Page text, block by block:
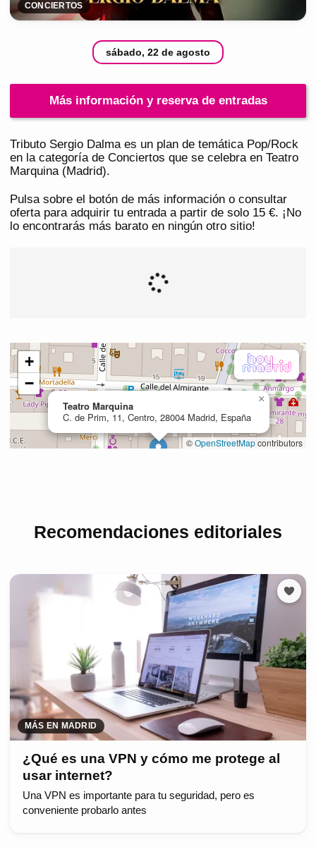
CONCIERTOS
sábado, 22 de agosto
Más información y reserva de entradas
Tributo Sergio Dalma es un plan de temática Pop/Rock
en la categoría de Conciertos que se celebra en Teatro
Marquina (Madrid).
Pulsa sobre el botón de más información o consultar
oferta para adquirir tu entrada a partir de solo 15 €. ¡No
lo encontrarás más barato en ningún otro sitio!
Recomendaciones editoriales
MÁS EN MADRID
¿Qué es una VPN y cómo me protege al
usar internet?
Una VPN es importante para tu seguridad, pero es
conveniente probarlo antes